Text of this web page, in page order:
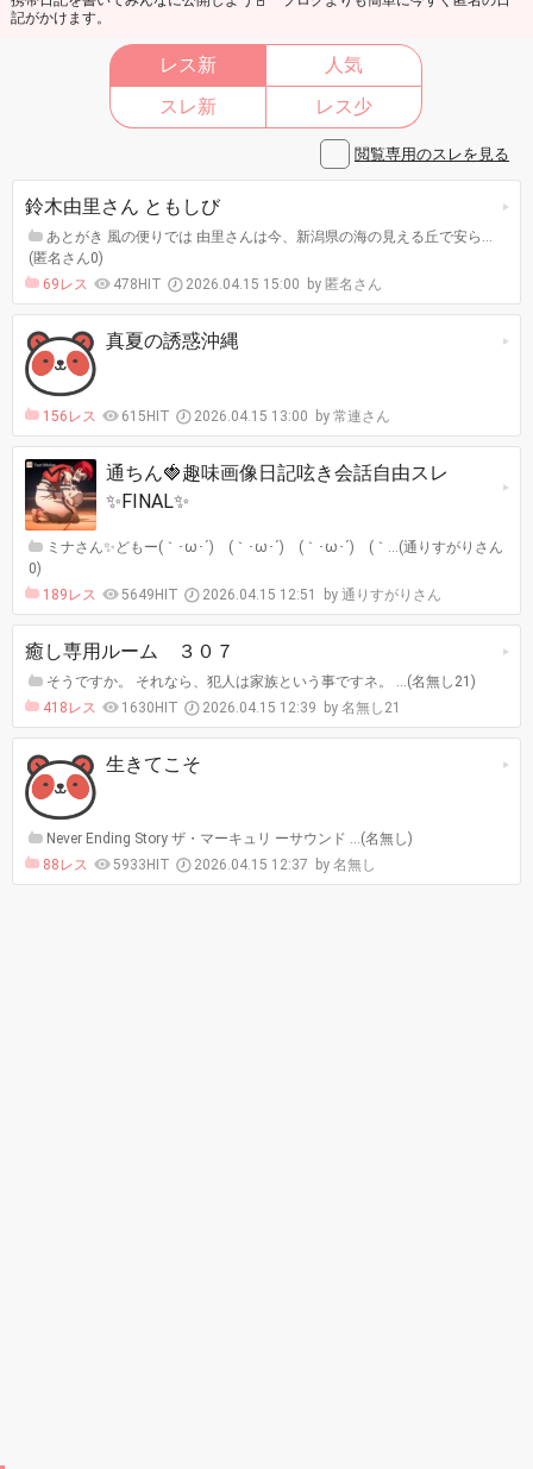
記がかけます。
レス新
人気
スレ新
レス少
閲覧専用のスレを見る
鈴木由里さん ともしび
あとがき 風の便りでは 由里さんは今、新潟県の海の見える丘で安ら…
(匿名さん0)
69レス
478HIT 2026.04.15 15:00 匿名さん
真夏の誘惑沖縄
156レス 615HIT 2026.04.15 13:00 常連さん
通ちん🍓趣味画像日記呟き会話自由スレ
✨️FINAL✨️
ミナさん✨️どもー(｀･ω･´)ゞ(｀･ω･´)ゞ(｀･ω･´)ゞ(｀…(通りすがりさん
0)
189レス
5649HIT 2026.04.15 12:51 通りすがりさん
癒し専用ルーム ３０７
そうですか。 それなら、犯人は家族という事ですネ。 …(名無し21)
418レス
1630HIT 2026.04.15 12:39 名無し21
生きてこそ
Never Ending Story ザ・マーキュリ ーサウンド …(名無し)
88レス
5933HIT 2026.04.15 12:37 名無し